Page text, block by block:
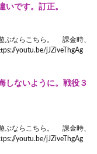
いです。訂正。
ぶならこちら。 課金時、
youtu.be/jJZiveThgAg
しないように。戦役３
ぶならこちら。 課金時、
youtu.be/jJZiveThgAg